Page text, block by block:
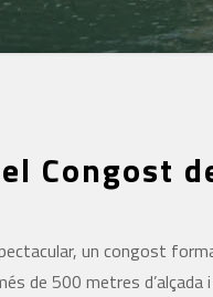
Congost
un congost
de 500 metres